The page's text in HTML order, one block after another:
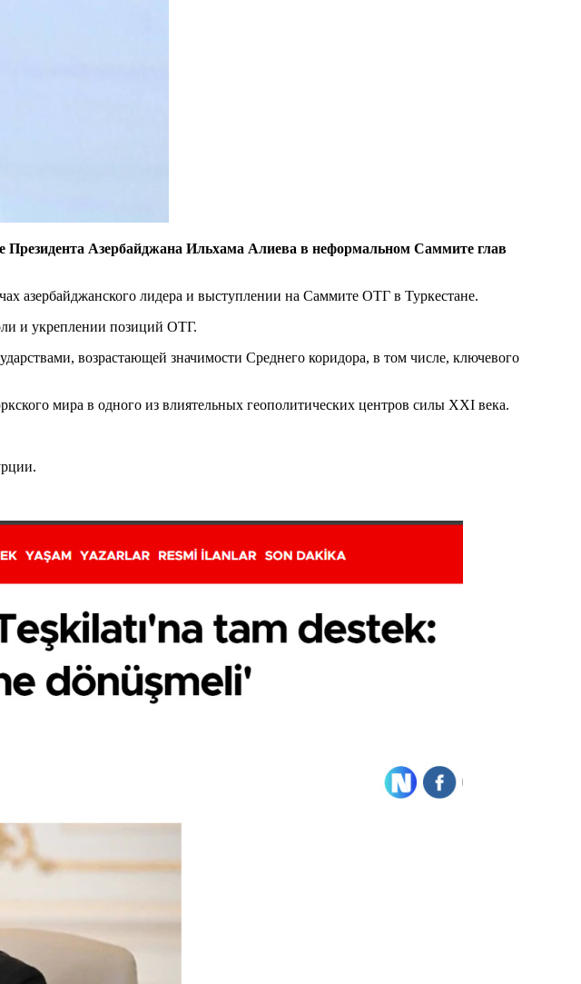
Азербайджана Ильхама Алиева в неформальном Саммите глав
азербайджанского лидера и выступлении на Саммите ОТГ в Туркестане.
и укреплении позиций ОТГ.
возрастающей значимости Среднего коридора, в том числе, ключевого
мира в одного из влиятельных геополитических центров силы XXI века.